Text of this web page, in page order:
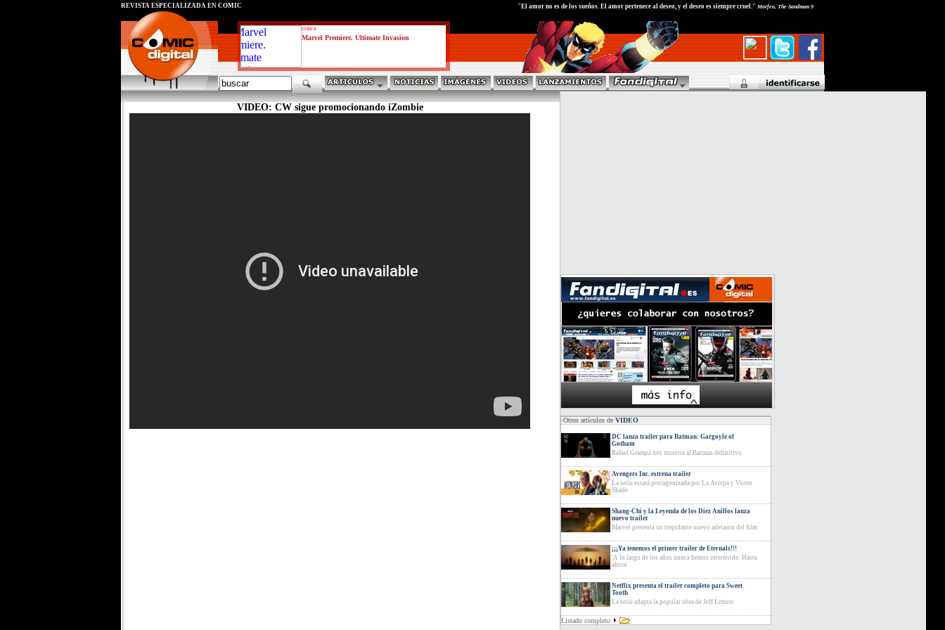
critica
Marvel Premiere. Ultimate Invasion
REVISTA ESPECIALIZADA EN CÓMIC "El amor no es de los sueños. El amor pertenece al deseo, y el deseo es siempre cruel." Morfeo, The Sandman 9
VIDEO: CW sigue promocionando iZombie
·Otros artículos deVIDEO
DC lanza trailer para Batman: Gargoyle of
Gotham
Rafael Grampá nos muestra al Batman definitivo
Avengers Inc. estrena trailer
La serie estará protagonizada por La Avispa y Victor
Shade
Shang-Chi y la Leyenda de los Diez Anillos lanza
nuevo trailer
Marvel presenta un trepidante nuevo adelanto del film
¡¡¡Ya tenemos el primer trailer de Eternals!!!
'A lo largo de los años nunca hemos interferido. Hasta
ahora'
Netflix presenta el trailer completo para Sweet
Tooth
La serie adapta la popular obra de Jeff Lemire
Listado completo